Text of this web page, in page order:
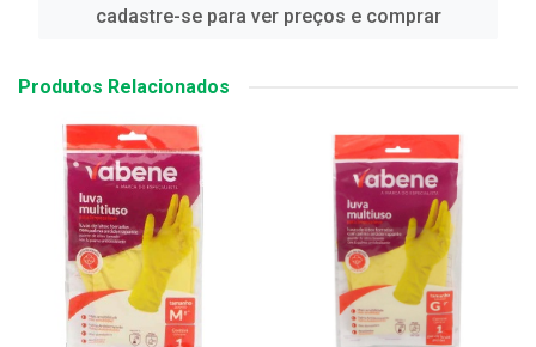
cadastre-se para ver preços e comprar
Produtos Relacionados